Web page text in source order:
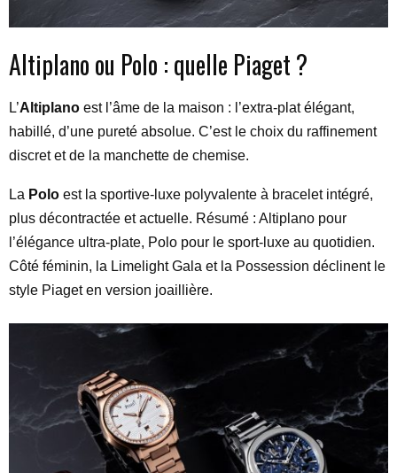
Altiplano ou Polo : quelle Piaget ?
L’Altiplano est l’âme de la maison : l’extra-plat élégant,
habillé, d’une pureté absolue. C’est le choix du raffinement
discret et de la manchette de chemise.
La Polo est la sportive-luxe polyvalente à bracelet intégré,
plus décontractée et actuelle. Résumé : Altiplano pour
l’élégance ultra-plate, Polo pour le sport-luxe au quotidien.
Côté féminin, la Limelight Gala et la Possession déclinent le
style Piaget en version joaillière.